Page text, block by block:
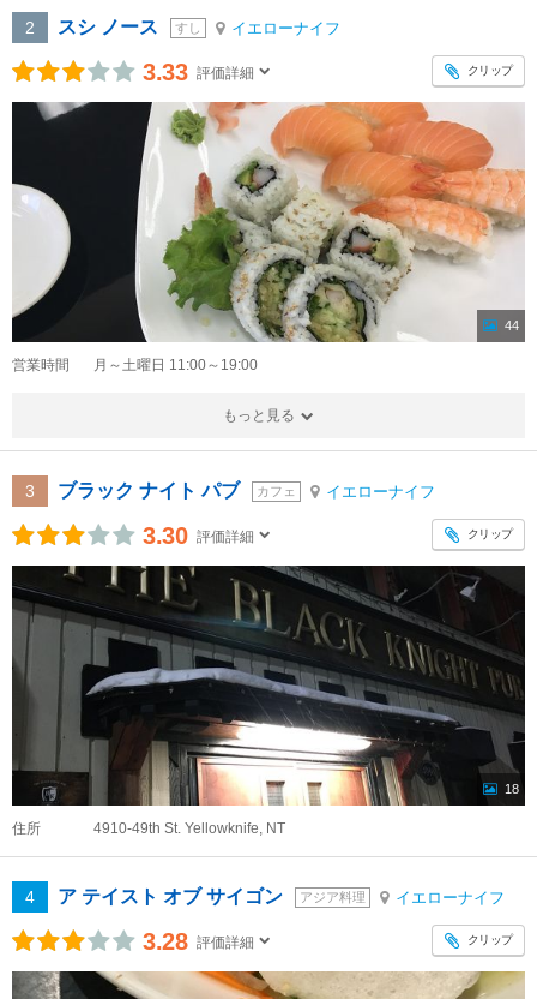
2 スシ ノース すし イエローナイフ
3.33 評価詳細 クリップ
44
営業時間 月～土曜日 11:00～19:00
もっと見る
3 ブラック ナイト パブ カフェ イエローナイフ
3.30 評価詳細 クリップ
18
住所 4910-49th St. Yellowknife, NT
4 ア テイスト オブ サイゴン アジア料理 イエローナイフ
3.28 評価詳細 クリップ